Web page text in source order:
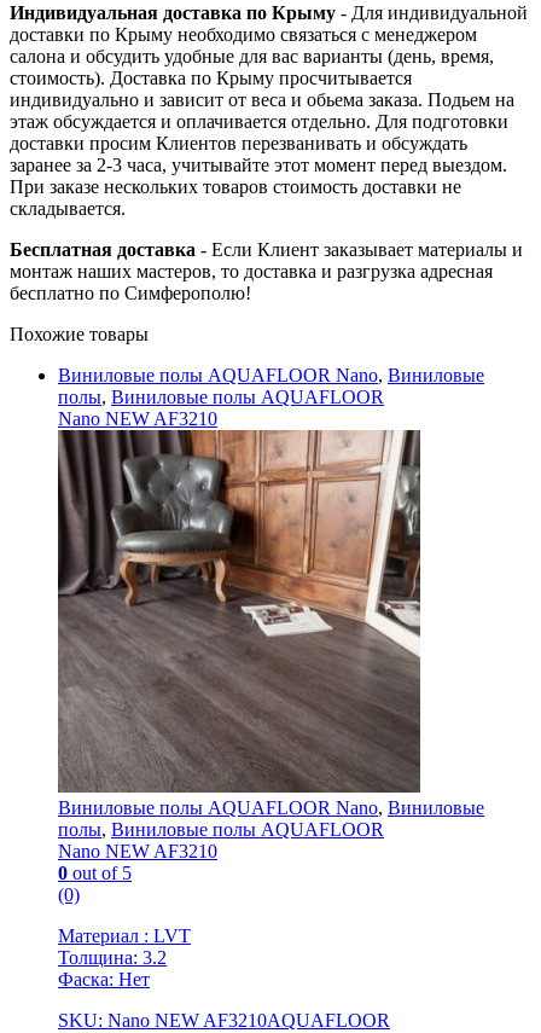
Индивидуальная доставка по Крыму - Для индивидуальной
доставки по Крыму необходимо связаться с менеджером
салона и обсудить удобные для вас варианты (день, время,
стоимость). Доставка по Крыму просчитывается
индивидуально и зависит от веса и обьема заказа. Подьем на
этаж обсуждается и оплачивается отдельно. Для подготовки
доставки просим Клиентов перезванивать и обсуждать
заранее за 2-3 часа, учитывайте этот момент перед выездом.
При заказе нескольких товаров стоимость доставки не
складывается.
Бесплатная доставка - Если Клиент заказывает материалы и
монтаж наших мастеров, то доставка и разгрузка адресная
бесплатно по Симферополю!
Похожие товары
Виниловые полы AQUAFLOOR Nano, Виниловые
полы, Виниловые полы AQUAFLOOR
Nano NEW AF3210
Виниловые полы AQUAFLOOR Nano, Виниловые
полы, Виниловые полы AQUAFLOOR
Nano NEW AF3210
0 out of 5
(0)
Материал : LVT
Толщина: 3.2
Фаска: Нет
SKU: Nano NEW AF3210AQUAFLOOR